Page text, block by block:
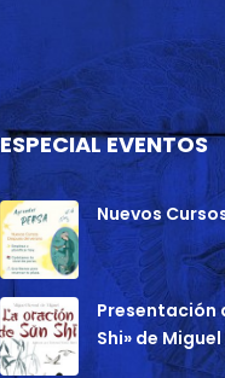
ESPECIAL EVENTOS
Nuevos
Presentación
Shi» de